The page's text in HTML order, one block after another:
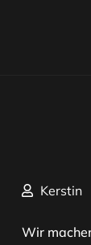
Kerstin
Wir